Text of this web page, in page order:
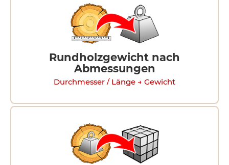
Rundholzgewicht nach
Abmessungen
Durchmesser / Länge → Gewicht